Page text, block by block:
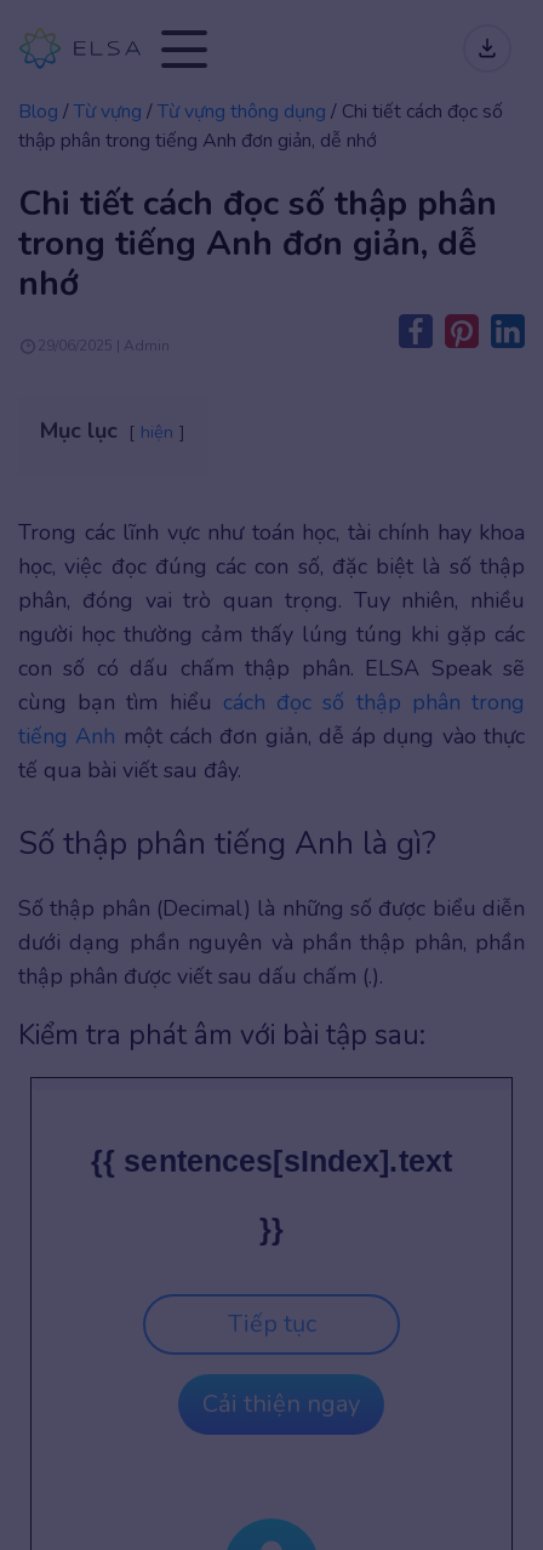
Blog /Từ vựng /Từ vựng thông dụng / Chi tiết cách đọc số
thập phân trong tiếng Anh đơn giản, dễ nhớ
Chi tiết cách đọc số thập phân
trong tiếng Anh đơn giản, dễ
nhớ
29/06/2025 | Admin
Mục lục hiện
Trong các lĩnh vực như toán học, tài chính hay khoa
học, việc đọc đúng các con số, đặc biệt là số thập
phân, đóng vai trò quan trọng. Tuy nhiên, nhiều
người học thường cảm thấy lúng túng khi gặp các
con số có dấu chấm thập phân. ELSA Speak sẽ
cùng bạn tìm hiểu cách đọc số thập phân trong
tiếng Anh một cách đơn giản, dễ áp dụng vào thực
tế qua bài viết sau đây.
Số thập phân tiếng Anh là gì?
Số thập phân (Decimal) là những số được biểu diễn
dưới dạng phần nguyên và phần thập phân, phần
thập phân được viết sau dấu chấm (.).
Kiểm tra phát âm với bài tập sau:
{{ sentences[sIndex].text
}}
Tiếp tục
Cải thiện ngay